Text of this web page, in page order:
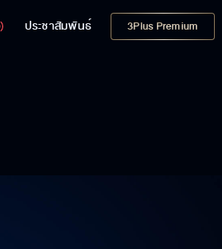
ประชาสัมพันธ์ 3Plus Premium